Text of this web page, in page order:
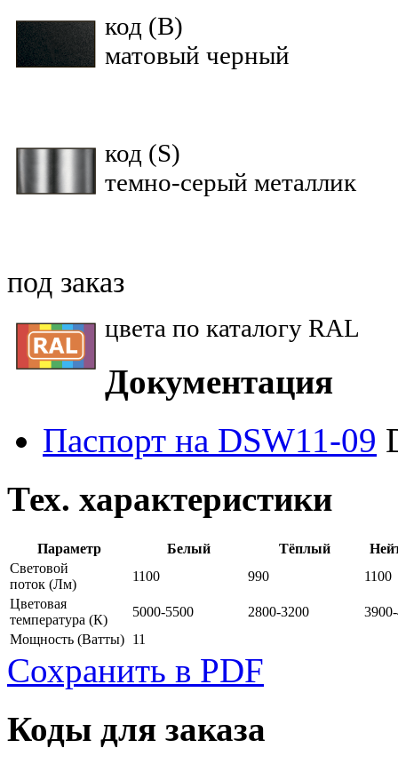
код (B)
матовый черный
код (S)
темно-серый металлик
под заказ
цвета по каталогу RAL
Документация
Паспорт на DSW11-09
Тех. характеристики
Параметр Белый Тёплый
Световой
поток (Лм)
1100 990
1100
Цветовая
температура (К)
5000-5500 2800-3200
Мощность (Ватты) 11
Сохранить в PDF
Коды для заказа